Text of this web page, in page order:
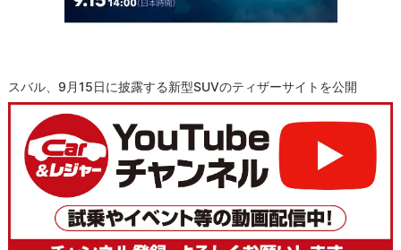
スバル、9月15日に披露する新型SUVのティザーサイトを公開